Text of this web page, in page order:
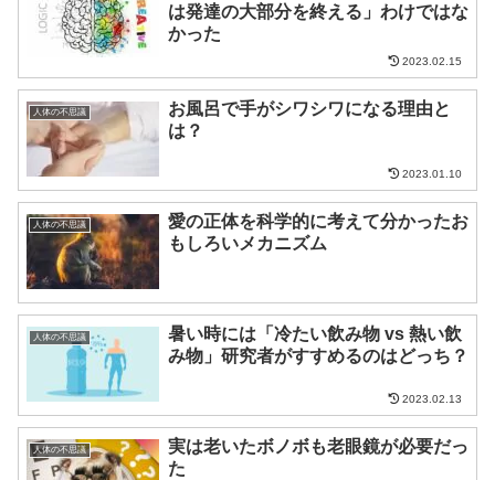
は発達の大部分を終える」わけではな
かった
2023.02.15
人体の不思議
お風呂で手がシワシワになる理由と
は？
2023.01.10
人体の不思議
愛の正体を科学的に考えて分かったお
もしろいメカニズム
人体の不思議
暑い時には「冷たい飲み物 vs 熱い飲
み物」研究者がすすめるのはどっち？
2023.02.13
人体の不思議
実は老いたボノボも老眼鏡が必要だっ
た